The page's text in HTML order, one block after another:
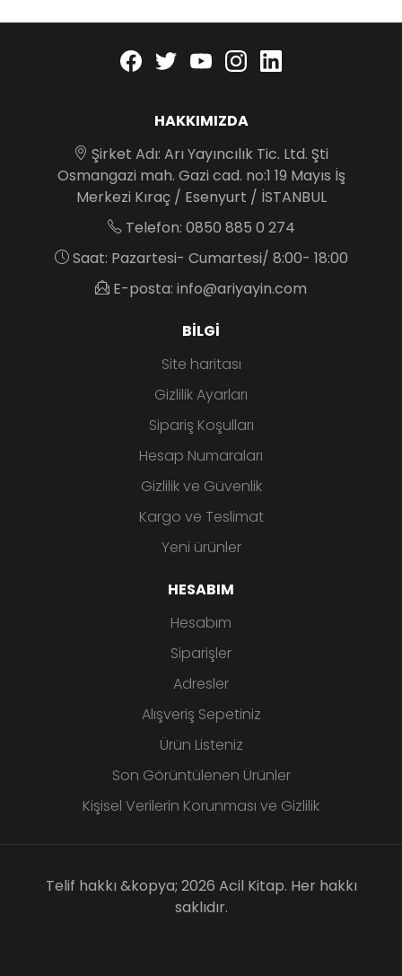
Facebook
twitteryoutubeinstagram
HAKKIMIZDA
Şirket Adı: Arı Yayıncılık Tic. Ltd. Şti
Osmangazi mah. Gazi cad. no:1 19 Mayıs İş
Merkezi Kıraç / Esenyurt / İSTANBUL
Telefon: 0850 885 0 274
Saat: Pazartesi- Cumartesi/ 8:00- 18:00
E-posta: info@ariyayin.com
BILGI
Site haritası
Gizlilik Ayarları
Sipariş Koşulları
Hesap Numaraları
Gizlilik ve Güvenlik
Kargo ve Teslimat
Yeni ürünler
HESABIM
Hesabım
Siparişler
Adresler
Alışveriş Sepetiniz
Ürün Listeniz
Son Görüntülenen Ürünler
Kişisel Verilerin Korunması ve Gizlilik
Telif hakkı &kopya; 2026 Acil Kitap. Her hakkı
saklıdır.